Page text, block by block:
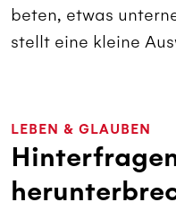
beten, etwas
stellt eine kleine
LEBEN & GLAUBEN